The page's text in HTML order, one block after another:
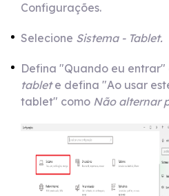
Configurações.
Selecione Sistema - Tablet.
Defina "Quando eu entrar"
tablete defina "Ao usar
tablet" como Não alternar